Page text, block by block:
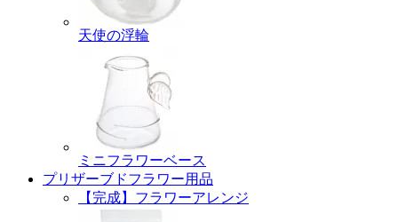
天使の浮輪
ミニフラワーベース
プリザーブドフラワー用品
【完成】フラワーアレンジ